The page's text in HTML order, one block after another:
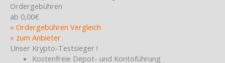
Ordergebühren
ab 0,00€
» Ordergebühren Vergleich
» zum Anbieter
Unser Krypto-Testsieger !
Kostenfreie Depot- und Kontoführung